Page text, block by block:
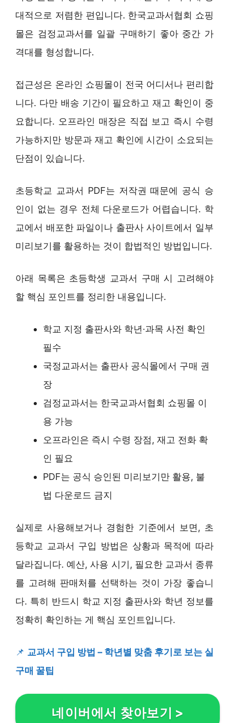
대적으로 저렴한 편입니다. 한국교과서협회 쇼핑
몰은 검정교과서를 일괄 구매하기 좋아 중간 가
격대를 형성합니다.
접근성은 온라인 쇼핑몰이 전국 어디서나 편리합
니다. 다만 배송 기간이 필요하고 재고 확인이 중
요합니다. 오프라인 매장은 직접 보고 즉시 수령
가능하지만 방문과 재고 확인에 시간이 소요되는
단점이 있습니다.
초등학교 교과서 PDF는 저작권 때문에 공식 승
인이 없는 경우 전체 다운로드가 어렵습니다. 학
교에서 배포한 파일이나 출판사 사이트에서 일부
미리보기를 활용하는 것이 합법적인 방법입니다.
아래 목록은 초등학생 교과서 구매 시 고려해야
할 핵심 포인트를 정리한 내용입니다.
학교 지정 출판사와 학년·과목 사전 확인
필수
국정교과서는 출판사 공식몰에서 구매 권
장
검정교과서는 한국교과서협회 쇼핑몰 이
용 가능
오프라인은 즉시 수령 장점, 재고 전화 확
인 필요
PDF는 공식 승인된 미리보기만 활용, 불
법 다운로드 금지
실제로 사용해보거나 경험한 기준에서 보면, 초
등학교 교과서 구입 방법은 상황과 목적에 따라
달라집니다. 예산, 사용 시기, 필요한 교과서 종류
를 고려해 판매처를 선택하는 것이 가장 좋습니
다. 특히 반드시 학교 지정 출판사와 학년 정보를
정확히 확인하는 게 핵심 포인트입니다.
📌 교과서 구입 방법 – 학년별 맞춤 후기로 보는 실
구매 꿀팁
네이버에서 찾아보기 >